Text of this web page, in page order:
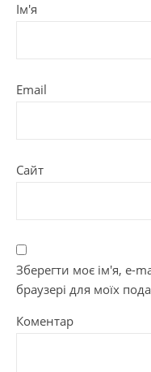
Ім'я
Email
Сайт
Зберегти моє ім'я, e-
браузері для моїх
Коментар